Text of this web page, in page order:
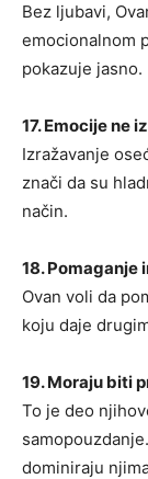
Bez ljubavi,
emocionalnom
pokazuje jasno.
17. Emocije ne
Izražavanje
znači da su
način.
18. Pomaganje
Ovan voli da
koju daje
19. Moraju biti
To je deo
dominiraju